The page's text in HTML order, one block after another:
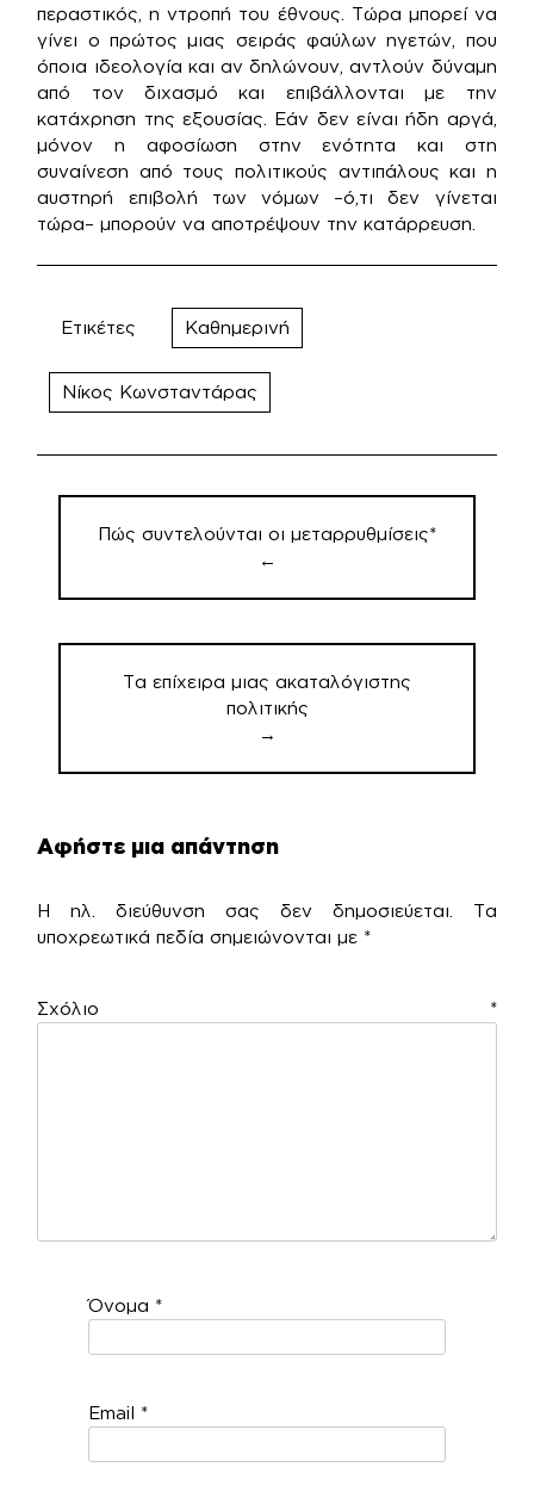
περαστικός, η ντροπή του έθνους. Τώρα μπορεί να
γίνει ο πρώτος μιας σειράς φαύλων ηγετών, που
όποια ιδεολογία και αν δηλώνουν, αντλούν δύναμη
από τον διχασμό και επιβάλλονται με την
κατάχρηση της εξουσίας. Εάν δεν είναι ήδη αργά,
μόνον η αφοσίωση στην ενότητα και στη
συναίνεση από τους πολιτικούς αντιπάλους και η
αυστηρή επιβολή των νόμων –ό,τι δεν γίνεται
τώρα– μπορούν να αποτρέψουν την κατάρρευση.
Ετικέτες Καθημερινή
Νίκος Κωνσταντάρας
Πλοήγηση
άρθρωνΠώς συντελούνται οι μεταρρυθμίσεις*
←
Τα επίχειρα μιας ακαταλόγιστης
πολιτικής
→
Αφήστε μια απάντηση
Η ηλ. διεύθυνση σας δεν δημοσιεύεται.
Τα
υποχρεωτικά πεδία σημειώνονται με *
Σχόλιο *
Όνομα *
Email *